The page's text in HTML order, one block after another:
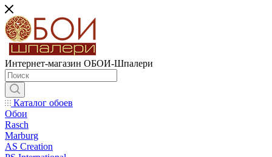
Интернет-магазин ОБОИ-Шпалери
Каталог обоев
Обои
Rasch
Marburg
AS Creation